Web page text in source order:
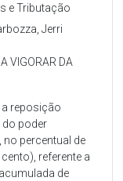
e Tributação
Jerri
VIGORAR DA
a reposição
poder
no percentual de
referente a
de